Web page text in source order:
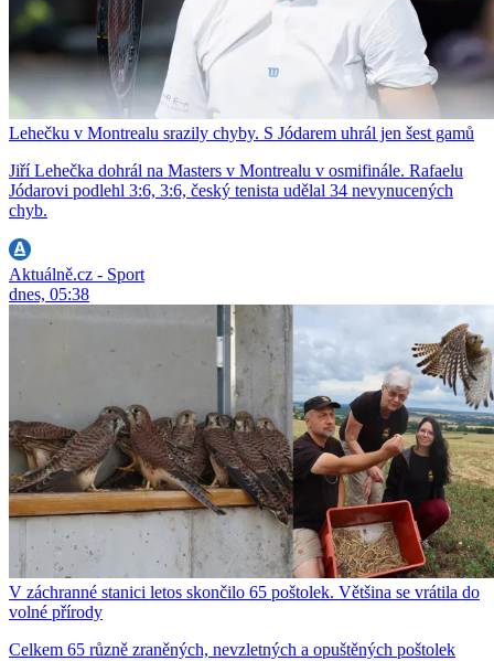
Lehečku v Montrealu srazily chyby. S Jódarem uhrál jen šest gamů
Jiří Lehečka dohrál na Masters v Montrealu v osmifinále. Rafaelu
Jódarovi podlehl 3:6, 3:6, český tenista udělal 34 nevynucených
chyb.
Aktuálně.cz - Sport
dnes, 05:38
V záchranné stanici letos skončilo 65 poštolek. Většina se vrátila do
volné přírody
Celkem 65 různě zraněných, nevzletných a opuštěných poštolek